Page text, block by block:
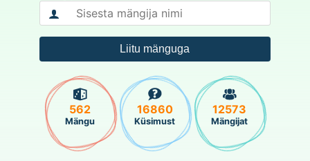
562
Mängu
16860
Küsimust
12573
Mängijat